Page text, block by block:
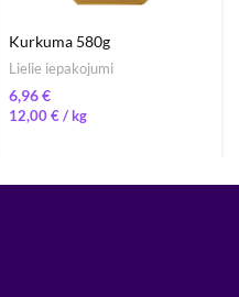
Kurkuma 580g
Lielie iepakojumi
€
12,00€ /